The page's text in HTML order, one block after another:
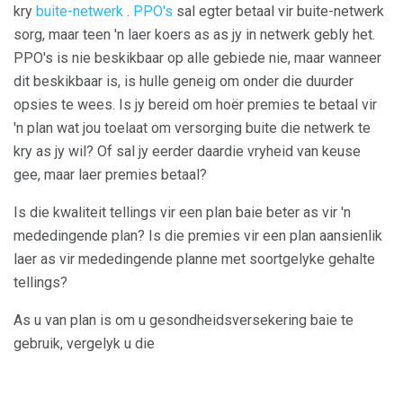
kry buite-netwerk . PPO's sal egter betaal vir buite-netwerk
sorg, maar teen 'n laer koers as as jy in netwerk gebly het.
PPO's is nie beskikbaar op alle gebiede nie, maar wanneer
dit beskikbaar is, is hulle geneig om onder die duurder
opsies te wees. Is jy bereid om hoër premies te betaal vir
'n plan wat jou toelaat om versorging buite die netwerk te
kry as jy wil? Of sal jy eerder daardie vryheid van keuse
gee, maar laer premies betaal?
Is die kwaliteit tellings vir een plan baie beter as vir 'n
mededingende plan? Is die premies vir een plan aansienlik
laer as vir mededingende planne met soortgelyke gehalte
tellings?
As u van plan is om u gesondheidsversekering baie te
gebruik, vergelyk u die